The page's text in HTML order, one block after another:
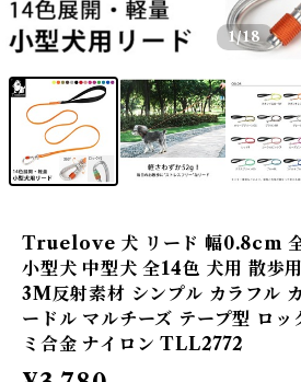
1/18
Truelove 犬 リード 幅0.8cm
小型犬 中型犬 全14色 犬用 散歩
3M反射素材 シンプル カラフル
ードル マルチーズ テープ型 ロッ
ミ合金 ナイロン TLL2772